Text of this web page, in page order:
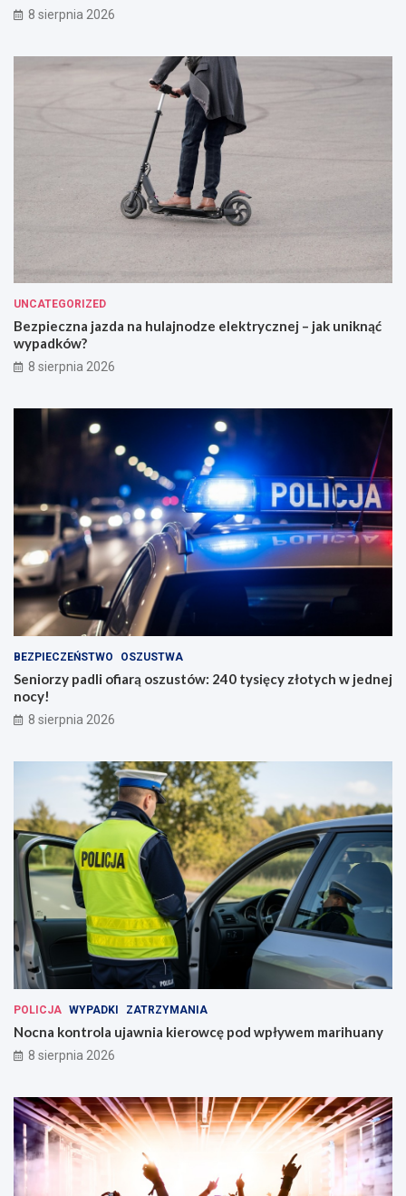
8 sierpnia 2026
UNCATEGORIZED
Bezpieczna jazda na hulajnodze elektrycznej – jak uniknąć
wypadków?
8 sierpnia 2026
BEZPIECZEŃSTWO OSZUSTWA
Seniorzy padli ofiarą oszustów: 240 tysięcy złotych w jednej
nocy!
8 sierpnia 2026
POLICJA WYPADKI ZATRZYMANIA
Nocna kontrola ujawnia kierowcę pod wpływem marihuany
8 sierpnia 2026